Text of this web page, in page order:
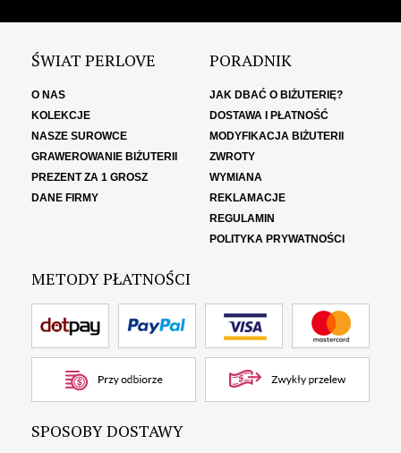
ŚWIAT PERLOVE
O NAS
KOLEKCJE
NASZE SUROWCE
GRAWEROWANIE BIŻUTERII
PREZENT ZA 1 GROSZ
DANE FIRMY
PORADNIK
JAK DBAĆ O BIŻUTERIĘ?
DOSTAWA I PŁATNOŚĆ
MODYFIKACJA BIŻUTERII
ZWROTY
WYMIANA
REKLAMACJE
REGULAMIN
POLITYKA PRYWATNOŚCI
METODY PŁATNOŚCI
SPOSOBY DOSTAWY